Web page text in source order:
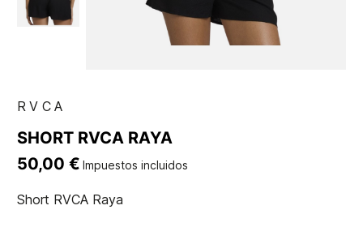
RVCA
SHORT RVCA RAYA
50,00 € Impuestos incluidos
Short RVCA Raya